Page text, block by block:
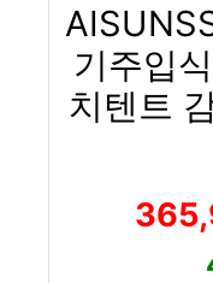
기주입
치텐트